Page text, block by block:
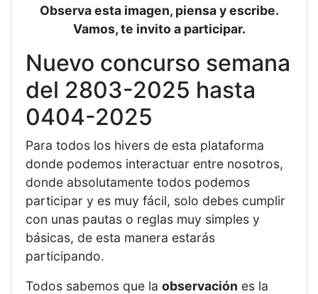
Observa esta imagen, piensa y escribe.
Vamos, te invito a participar.
Nuevo concurso semana
del 2803-2025 hasta
0404-2025
Para todos los hivers de esta plataforma
donde podemos interactuar entre nosotros,
donde absolutamente todos podemos
participar y es muy fácil, solo debes cumplir
con unas pautas o reglas muy simples y
básicas, de esta manera estarás
participando.
Todos sabemos que la observación es la